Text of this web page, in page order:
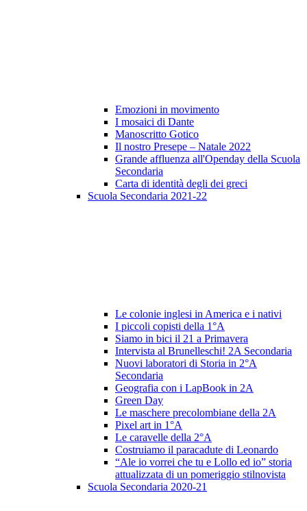
Emozioni in movimento
I mosaici di Dante
Manoscritto Gotico
Il nostro Presepe – Natale 2022
Grande affluenza all'Openday della Scuola
Secondaria
Carta di identità degli dei greci
Scuola Secondaria 2021-22
Le colonie inglesi in America e i nativi
I piccoli copisti della 1°A
Siamo in bici il 21 a Primavera
Intervista al Brunelleschi! 2A Secondaria
Nuovi laboratori di Storia in 2°A
Secondaria
Geografia con i LapBook in 2A
Green Day
Le maschere precolombiane della 2A
Pixel art in 1°A
Le caravelle della 2°A
Costruiamo il paracadute di Leonardo
“Ale io vorrei che tu e Lollo ed io” storia
attualizzata di un pomeriggio stilnovista
Scuola Secondaria 2020-21